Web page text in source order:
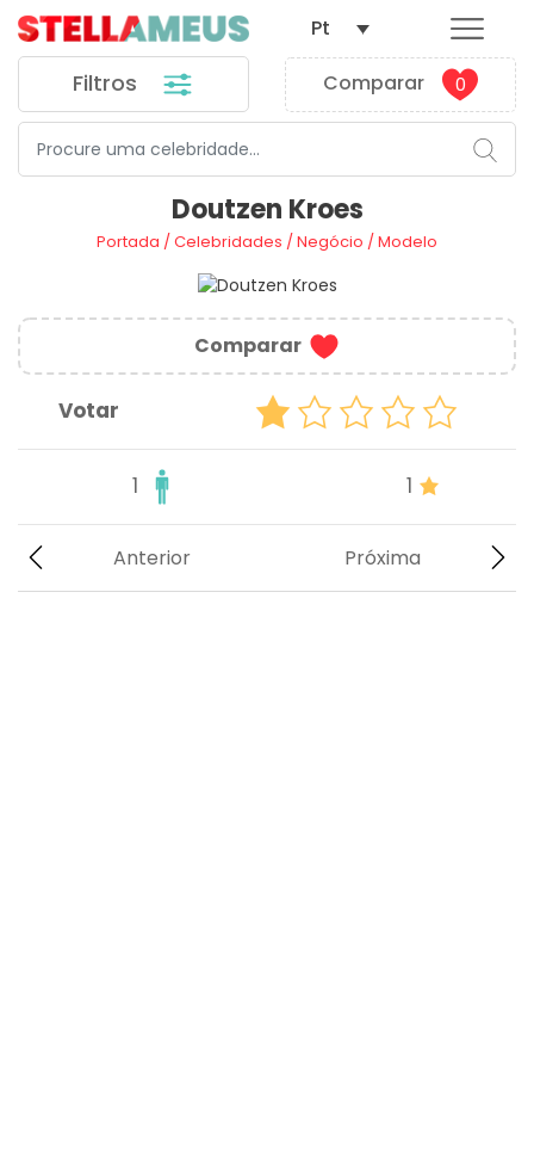
Filtros Comparar 0
Pt
Doutzen Kroes
Portada /Celebridades /Negócio /Modelo
Comparar
Votar
1 1
Próxima
Anterior